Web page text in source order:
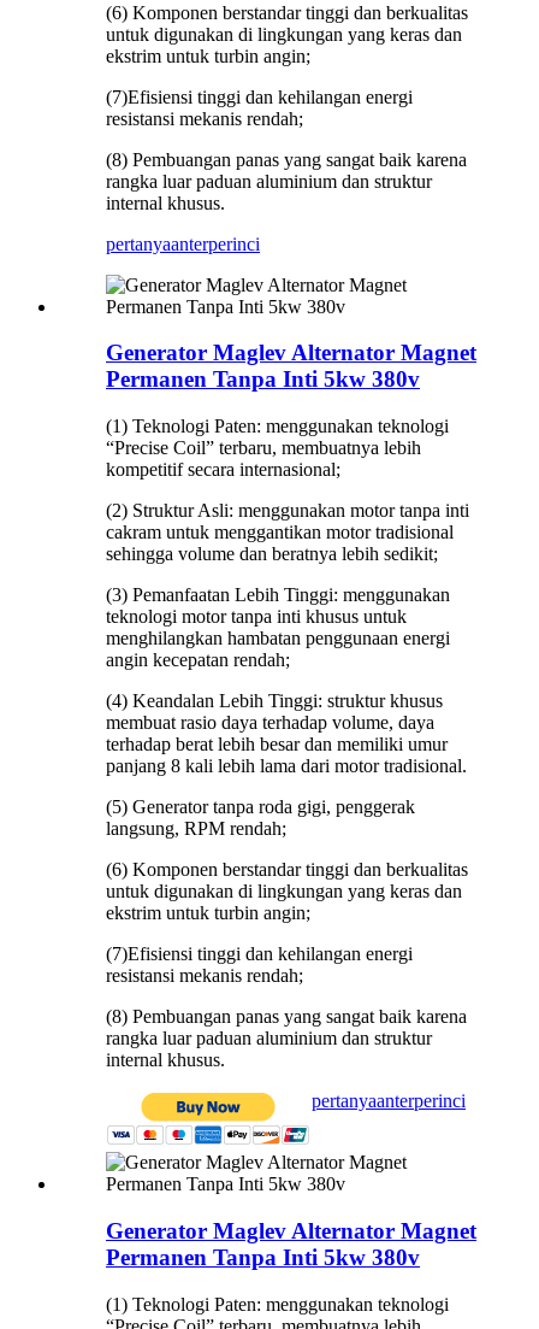
(6) Komponen berstandar tinggi dan berkualitas
untuk digunakan di lingkungan yang keras dan
ekstrim untuk turbin angin;
(7)Efisiensi tinggi dan kehilangan energi
resistansi mekanis rendah;
(8) Pembuangan panas yang sangat baik karena
rangka luar paduan aluminium dan struktur
internal khusus.
pertanyaanterperinci
Generator Maglev Alternator Magnet
Permanen Tanpa Inti 5kw 380v
(1) Teknologi Paten: menggunakan teknologi
“Precise Coil” terbaru, membuatnya lebih
kompetitif secara internasional;
(2) Struktur Asli: menggunakan motor tanpa inti
cakram untuk menggantikan motor tradisional
sehingga volume dan beratnya lebih sedikit;
(3) Pemanfaatan Lebih Tinggi: menggunakan
teknologi motor tanpa inti khusus untuk
menghilangkan hambatan penggunaan energi
angin kecepatan rendah;
(4) Keandalan Lebih Tinggi: struktur khusus
membuat rasio daya terhadap volume, daya
terhadap berat lebih besar dan memiliki umur
panjang 8 kali lebih lama dari motor tradisional.
(5) Generator tanpa roda gigi, penggerak
langsung, RPM rendah;
(6) Komponen berstandar tinggi dan berkualitas
untuk digunakan di lingkungan yang keras dan
ekstrim untuk turbin angin;
(7)Efisiensi tinggi dan kehilangan energi
resistansi mekanis rendah;
(8) Pembuangan panas yang sangat baik karena
rangka luar paduan aluminium dan struktur
internal khusus.
pertanyaanterperinci
Generator Maglev Alternator Magnet
Permanen Tanpa Inti 5kw 380v
(1) Teknologi Paten: menggunakan teknologi